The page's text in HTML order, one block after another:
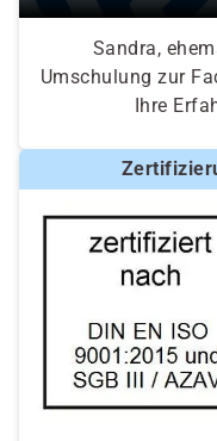
Sandra,
Umschulung zur
Ihre